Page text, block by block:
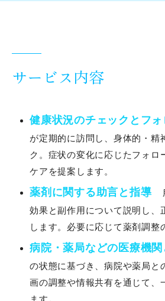
レバウェル
PROFILE
ACCESS
CONTACT
サービス内容
健康状況のチェックとフ
が定期的に訪問し、身体的・精
ク。症状の変化に応じたフォロ
ケアを提案します。
薬剤に関する助言と指導
効果と副作用について説明し、
します。必要に応じて薬剤調整
病院・薬局などの医療機
の状態に基づき、病院や薬局と
画の調整や情報共有を通じて、
ます。